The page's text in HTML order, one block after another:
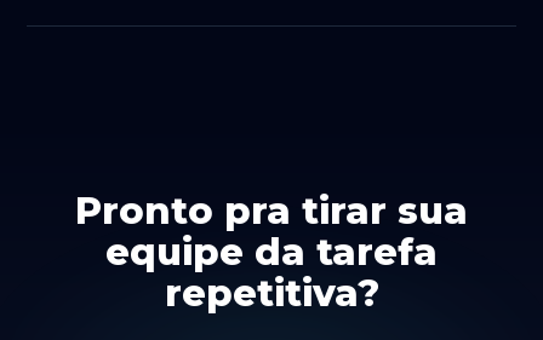
Oferecemos manutenção contínua: acompanhamos
Pronto pra tirar sua
equipe da tarefa
repetitiva?